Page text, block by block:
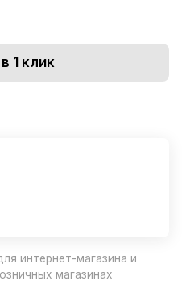
1 клик
интернет-магазина и
магазинах